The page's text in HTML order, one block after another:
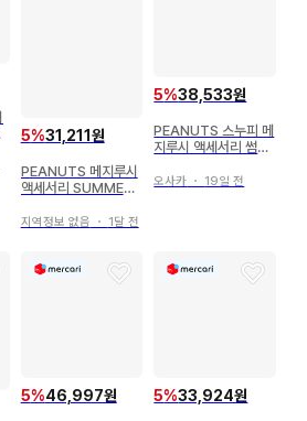
5%31,211원
PEANUTS 메지루시
액세서리 SUMMER
지역정보 없음 ・ 1달 전
5%38,533원
PEANUTS 스누피 메
지루시 액세서리 썸머
오사카 ・ 19일 전
5%46,997원 5%33,924원